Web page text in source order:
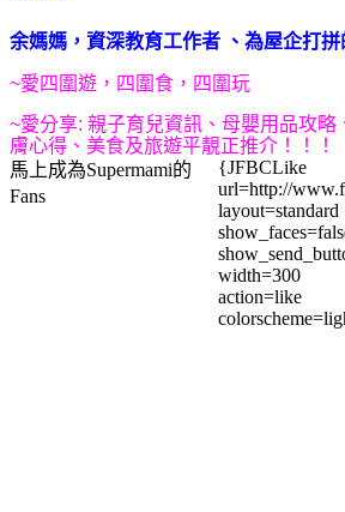
余媽媽， 資深教育工作者 、為屋企打
~愛四圍遊，四圍食，四圍玩
~愛分享: 親子育兒資訊、母嬰用品攻略
膚心得、美食及旅遊平靚正推介 ！！！
馬上成為Supermami的
Fans
{JFBCLike
url=http://
layout=standard
width=300
action=like